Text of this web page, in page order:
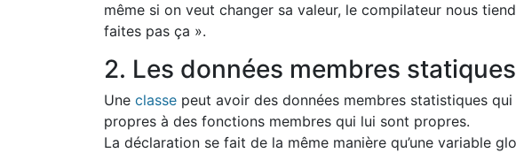
même si on veut changer sa valeur, le compilateur nous
faites pas ça ».
2. Les données membres statiques
Une classe peut avoir des données membres statistiques
propres à des fonctions membres qui lui sont propres.
La déclaration se fait de la même manière qu’une variable